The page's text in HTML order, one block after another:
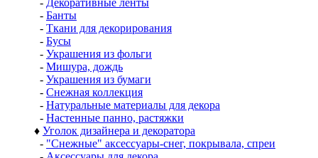
- Декоративные ленты
- Банты
- Ткани для декорирования
- Бусы
- Украшения из фольги
- Мишура, дождь
- Украшения из бумаги
- Снежная коллекция
- Натуральные материалы для декора
- Настенные панно, растяжки
♦ Уголок дизайнера и декоратора
- "Снежные" аксессуары-снег, покрывала, спреи